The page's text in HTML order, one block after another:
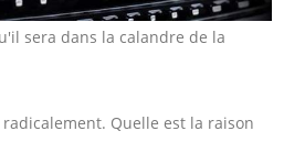
sera dans la calandre de la
radicalement. Quelle est la raison